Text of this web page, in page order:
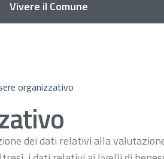
Vivere il Comune
organizzativo
dei dati relativi alla